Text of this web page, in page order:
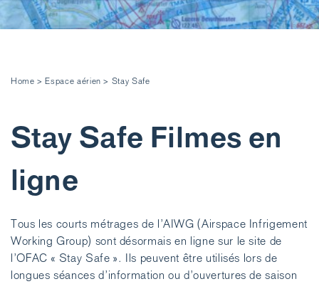
Home >Espace aérien > Stay Safe
Stay Safe Filmes en
ligne
Tous les courts métrages de l’AIWG (Airspace Infrigement
Working Group) sont désormais en ligne sur le site de
l’OFAC « Stay Safe ». Ils peuvent être utilisés lors de
longues séances d’information ou d’ouvertures de saison